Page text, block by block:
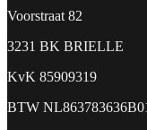
Voorstraat 82
3231 BK BRIELLE
KvK 85909319
BTW